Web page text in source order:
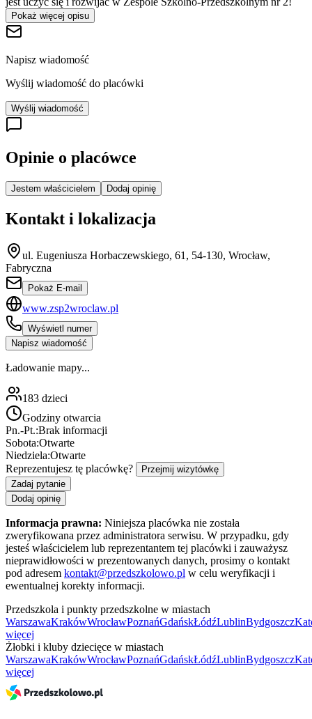
Pokaż więcej opisu
Napisz wiadomość
Wyślij wiadomość do placówki
Wyślij wiadomość
Opinie o placówce
Jestem właścicielem Dodaj opinię
Kontakt i lokalizacja
ul. Eugeniusza Horbaczewskiego, 61, 54-130, Wrocław,
Fabryczna
Pokaż E-mail
www.zsp2wroclaw.pl
Wyświetl numer
Napisz wiadomość
Ładowanie mapy...
183 dzieci
Godziny otwarcia
Pn.-Pt.:Brak informacji
Sobota:Otwarte
Niedziela:Otwarte
Reprezentujesz tę placówkę?
Przejmij wizytówkę
Zadaj pytanie
Dodaj opinię
Informacja prawna: Niniejsza placówka nie została
zweryfikowana przez administratora serwisu. W przypadku, gdy
jesteś właścicielem lub reprezentantem tej placówki i zauważysz
nieprawidłowości w prezentowanych danych, prosimy o kontakt
pod adresem kontakt@przedszkolowo.pl w celu weryfikacji i
ewentualnej korekty informacji.
Przedszkola i punkty przedszkolne w miastach
WarszawaKrakówWrocławPoznańGdańskŁódźLublinBydgoszcz
więcej
Żłobki i kluby dziecięce w miastach
WarszawaKrakówWrocławPoznańGdańskŁódźLublinBydgoszcz
więcej